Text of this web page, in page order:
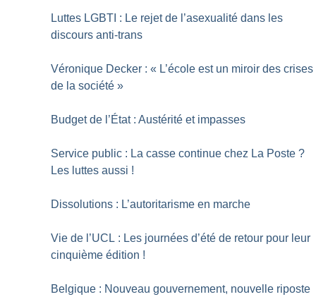
Luttes LGBTI : Le rejet de l’asexualité dans les
discours anti-trans
Véronique Decker : « L’école est un miroir des crises
de la société »
Budget de l’État : Austérité et impasses
Service public : La casse continue chez La Poste ?
Les luttes aussi !
Dissolutions : L’autoritarisme en marche
Vie de l’UCL : Les journées d’été de retour pour leur
cinquième édition !
Belgique : Nouveau gouvernement, nouvelle riposte